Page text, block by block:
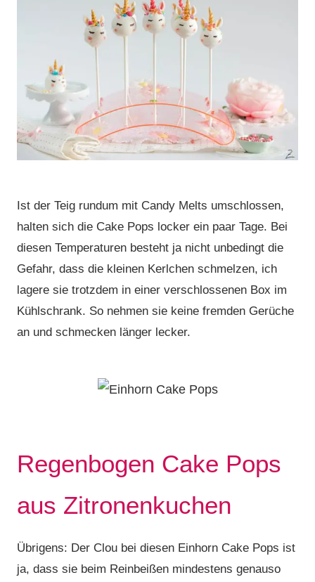
Ist der Teig rundum mit Candy Melts umschlossen,
halten sich die Cake Pops locker ein paar Tage. Bei
diesen Temperaturen besteht ja nicht unbedingt die
Gefahr, dass die kleinen Kerlchen schmelzen, ich
lagere sie trotzdem in einer verschlossenen Box im
Kühlschrank. So nehmen sie keine fremden Gerüche
an und schmecken länger lecker.
Regenbogen Cake Pops
aus Zitronenkuchen
Übrigens: Der Clou bei diesen Einhorn Cake Pops ist
ja, dass sie beim Reinbeißen mindestens genauso